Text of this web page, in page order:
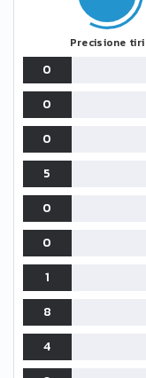
Precisione tiri
0
0
0
5
0
0
1
8
4